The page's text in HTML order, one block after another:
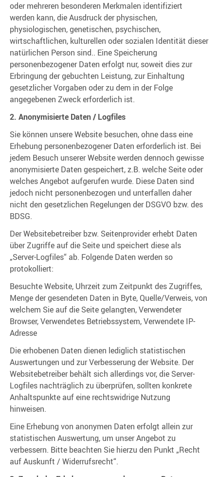
oder mehreren besonderen Merkmalen identifiziert
werden kann, die Ausdruck der physischen,
physiologischen, genetischen, psychischen,
wirtschaftlichen, kulturellen oder sozialen Identität dieser
natürlichen Person sind.. Eine Speicherung
personenbezogener Daten erfolgt nur, soweit dies zur
Erbringung der gebuchten Leistung, zur Einhaltung
gesetzlicher Vorgaben oder zu dem in der Folge
angegebenen Zweck erforderlich ist.
2. Anonymisierte Daten / Logfiles
Sie können unsere Website besuchen, ohne dass eine
Erhebung personenbezogener Daten erforderlich ist. Bei
jedem Besuch unserer Website werden dennoch gewisse
anonymisierte Daten gespeichert, z.B. welche Seite oder
welches Angebot aufgerufen wurde. Diese Daten sind
jedoch nicht personenbezogen und unterfallen daher
nicht den gesetzlichen Regelungen der DSGVO bzw. des
BDSG.
Der Websitebetreiber bzw. Seitenprovider erhebt Daten
über Zugriffe auf die Seite und speichert diese als
„Server-Logfiles“ ab. Folgende Daten werden so
protokolliert:
Besuchte Website, Uhrzeit zum Zeitpunkt des Zugriffes,
Menge der gesendeten Daten in Byte, Quelle/Verweis, von
welchem Sie auf die Seite gelangten, Verwendeter
Browser, Verwendetes Betriebssystem, Verwendete IP-
Adresse
Die erhobenen Daten dienen lediglich statistischen
Auswertungen und zur Verbesserung der Website. Der
Websitebetreiber behält sich allerdings vor, die Server-
Logfiles nachträglich zu überprüfen, sollten konkrete
Anhaltspunkte auf eine rechtswidrige Nutzung
hinweisen.
Eine Erhebung von anonymen Daten erfolgt allein zur
statistischen Auswertung, um unser Angebot zu
verbessern. Bitte beachten Sie hierzu den Punkt „Recht
auf Auskunft / Widerrufsrecht“.